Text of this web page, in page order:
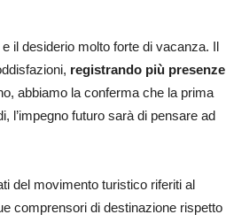
il desiderio molto forte di vacanza. Il
registrando più presenze
abbiamo la conferma che la prima
l’impegno futuro sarà di pensare ad
del movimento turistico riferiti al
comprensori di destinazione rispetto